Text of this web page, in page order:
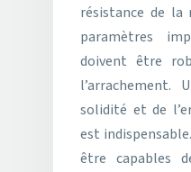
résistance de la
paramètres
doivent être
solidité et de
est
être capables